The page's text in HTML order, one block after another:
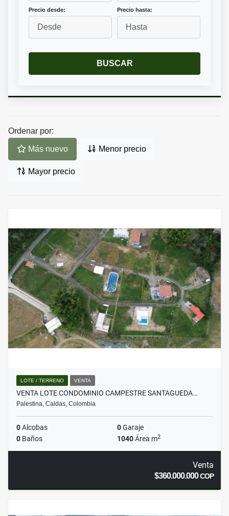
Precio desde: Precio hasta:
BUSCAR
Ordenar por:
Más nuevo Menor precio
Mayor precio
LOTE / TERRENO VENTA
VENTA LOTE CONDOMINIO CAMPESTRE SANTAGUEDA…
Palestina, Caldas, Colombia
0Alcobas 0Garaje
0 Baños 1040Área m2
Venta
$360.000.000COP